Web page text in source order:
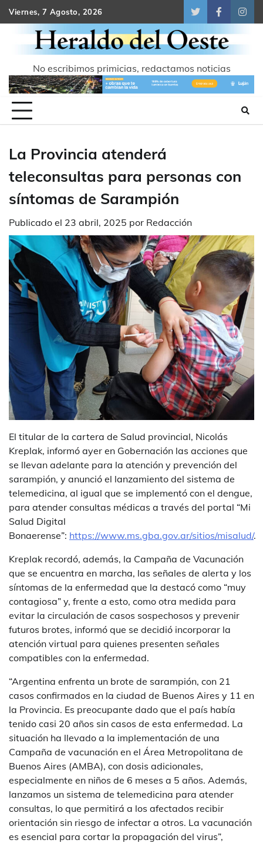
Skip
to
content
Viernes, 7 Agosto, 2026
TwitterFacebook
No escribimos primicias, redactamos noticias
La Provincia atenderá
teleconsultas para personas con
síntomas de Sarampión
Publicado el 23 abril, 2025 por Redacción
El titular de la cartera de Salud provincial, Nicolás
Kreplak, informó ayer en Gobernación las acciones que
se llevan adelante para la atención y prevención del
sarampión, y anunció el lanzamiento del sistema de
telemedicina, al igual que se implementó con el dengue,
para atender consultas médicas a través del portal “Mi
Salud Digital
Bonaerense”: https://www.ms.gba.gov.ar/sitios/misalud/.
Kreplak recordó, además, la Campaña de Vacunación
que se encuentra en marcha, las señales de alerta y los
síntomas de la enfermedad que la destacó como “muy
contagiosa” y, frente a esto, como otra medida para
evitar la circulación de casos sospechosos y prevenir
futuros brotes, informó que se decidió incorporar la
atención virtual para quienes presenten señales
compatibles con la enfermedad.
“Argentina enfrenta un brote de sarampión, con 21
casos confirmados en la ciudad de Buenos Aires y 11 en
la Provincia. Es preocupante dado que el país había
tenido casi 20 años sin casos de esta enfermedad. La
situación ha llevado a la implementación de una
Campaña de vacunación en el Área Metropolitana de
Buenos Aires (AMBA), con dosis adicionales,
especialmente en niños de 6 meses a 5 años. Además,
lanzamos un sistema de telemedicina para atender
consultas, lo que permitirá a los afectados recibir
orientación sin riesgo de infectar a otros. La vacunación
es esencial para cortar la propagación del virus”,